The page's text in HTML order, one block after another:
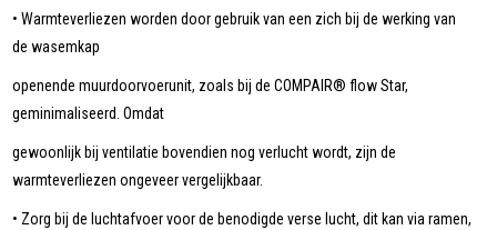
• Warmteverliezen worden door gebruik van een zich bij de werking van
de wasemkap
openende muurdoorvoerunit, zoals bij de COMPAIR® flow Star,
geminimaliseerd. Omdat
gewoonlijk bij ventilatie bovendien nog verlucht wordt, zijn de
warmteverliezen ongeveer vergelijkbaar.
• Zorg bij de luchtafvoer voor de benodigde verse lucht, dit kan via ramen,